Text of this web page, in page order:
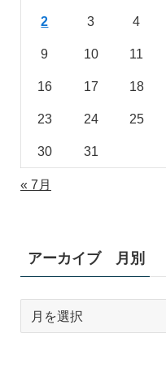
2 3 4
9 10 11
16 17 18
23 24 25
30 31
« 7月
アーカイブ 月別